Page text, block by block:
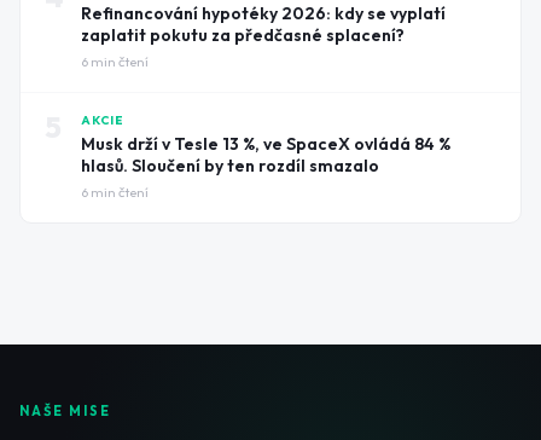
Refinancování hypotéky 2026: kdy se vyplatí
zaplatit pokutu za předčasné splacení?
6 min čtení
AKCIE
Musk drží v Tesle 13 %, ve SpaceX ovládá 84 %
hlasů. Sloučení by ten rozdíl smazalo
6 min čtení
NAŠE MISE